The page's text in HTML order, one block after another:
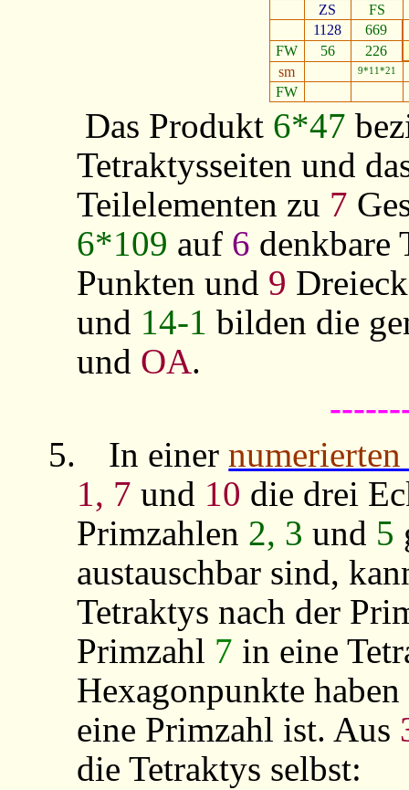
ZS
FS
1128
669
FW
56
226
sm
9*11*21
FW
Das Produkt 6*47
Tetraktysseiten und
Teilelementen zu 7
6*109 auf 6 denkbare
Punkten und 9
und 14-1 bilden die
und OA.
5.
In einer
1, 7 und 10 die drei
Primzahlen 2, 3 und 5
austauschbar sind,
Tetraktys nach der
Primzahl 7 in eine
Hexagonpunkte
eine Primzahl ist. Aus
die Tetraktys selbst: